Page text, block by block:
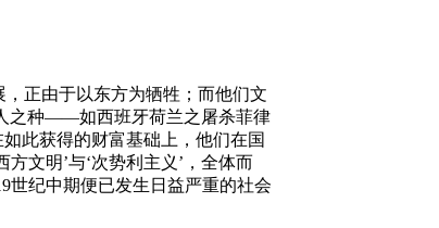
，正由于以东方为牺牲；而他们文
人之种——如西班牙荷兰之屠杀菲律
此获得的财富基础上，他们在国
文明’与‘次势利主义’，全体而
世纪中期便已发生日益严重的社会